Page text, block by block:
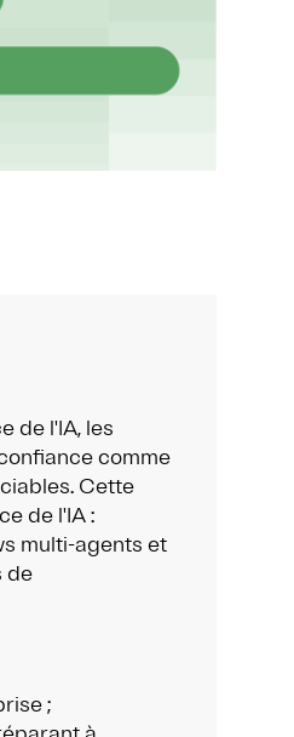
de l'IA, les
comme
Cette
de l'IA :
multi-agents et
de
;